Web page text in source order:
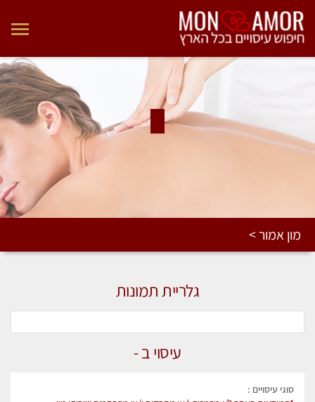
מון אמור >
עיסוי ב -
סוגי עיסויים :
גלריית תמונות